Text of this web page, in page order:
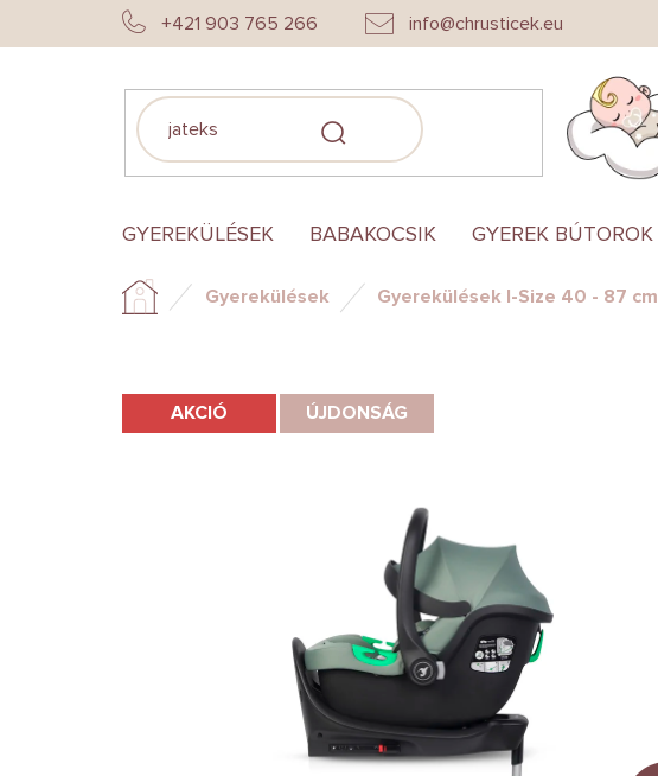
+421 903 765 266 info@chrusticek.eu
KERESÉS
GYEREKÜLÉSEK BABAKOCSIK GYEREK BÚTOROK
KezdőlapGyerekülések Gyerekülések I-Size 40 - 87 cm
AKCIÓ ÚJDONSÁG